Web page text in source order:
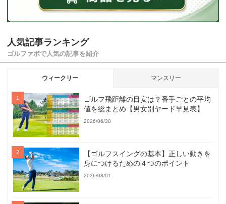
人気記事ランキング
ゴルファボで人気の記事を紹介
ウィークリー マンスリー
ゴルフ飛距離の目安は？番手ごとの平均
値を総まとめ【男女別ヤード早見表】
2026/06/30
【ゴルフスイングの基本】正しい動きを
身につけるための４つのポイント
2026/08/01